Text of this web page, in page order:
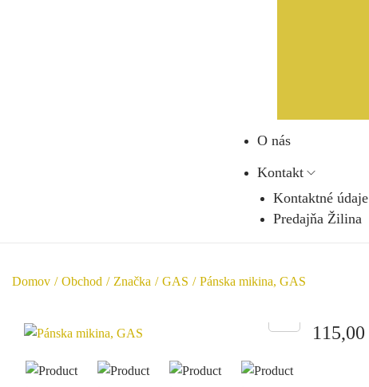
O nás
Kontakt
Kontaktné údaje
Predajňa Žilina
Domov / Obchod / Značka / GAS / Pánska mikina, GAS
115,00